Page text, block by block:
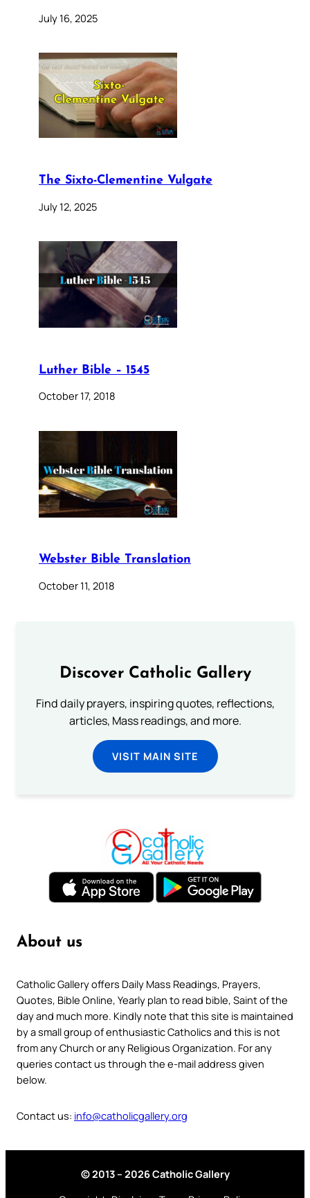
July 16, 2025
The Sixto-Clementine Vulgate
July 12, 2025
Luther Bible – 1545
October 17, 2018
Webster Bible Translation
October 11, 2018
Discover Catholic Gallery
Find daily prayers, inspiring quotes, reflections,
articles, Mass readings, and more.
VISIT MAIN SITE
About us
Catholic Gallery offers Daily Mass Readings, Prayers,
Quotes, Bible Online, Yearly plan to read bible, Saint of the
day and much more. Kindly note that this site is maintained
by a small group of enthusiastic Catholics and this is not
from any Church or any Religious Organization. For any
queries contact us through the e-mail address given
below.
Contact us: info@catholicgallery.org
© 2013 – 2026 Catholic Gallery